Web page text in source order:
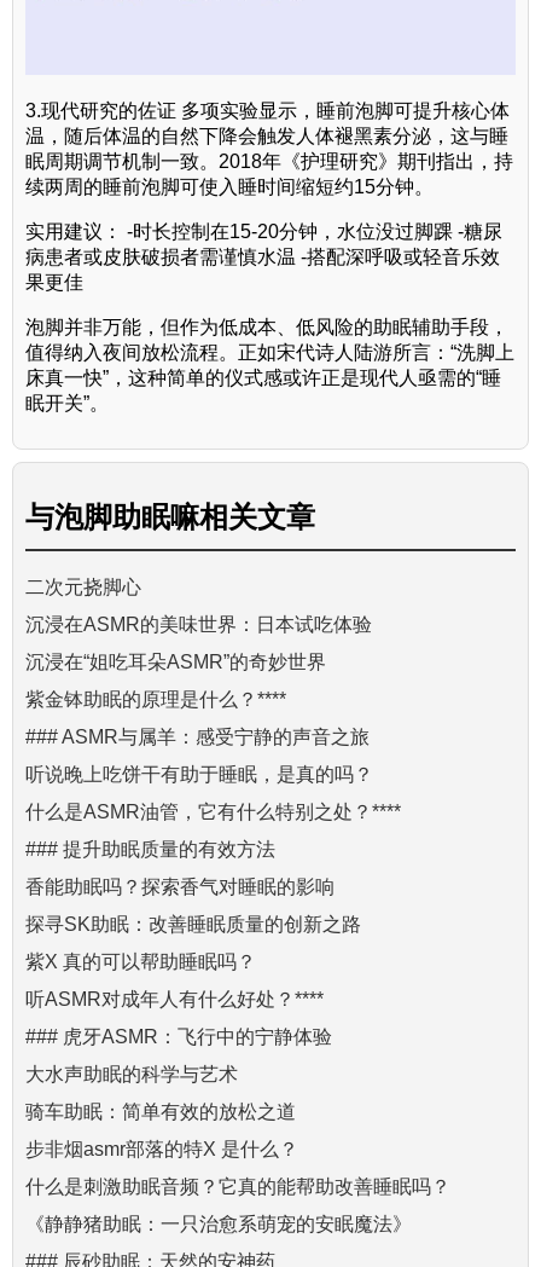
3.现代研究的佐证 多项实验显示，睡前泡脚可提升核心体
温，随后体温的自然下降会触发人体褪黑素分泌，这与睡
眠周期调节机制一致。2018年《护理研究》期刊指出，持
续两周的睡前泡脚可使入睡时间缩短约15分钟。
实用建议： -时长控制在15-20分钟，水位没过脚踝 -糖尿
病患者或皮肤破损者需谨慎水温 -搭配深呼吸或轻音乐效
果更佳
泡脚并非万能，但作为低成本、低风险的助眠辅助手段，
值得纳入夜间放松流程。正如宋代诗人陆游所言：“洗脚上
床真一快”，这种简单的仪式感或许正是现代人亟需的“睡
眠开关”。
与泡脚助眠嘛相关文章
二次元挠脚心
沉浸在ASMR的美味世界：日本试吃体验
沉浸在“姐吃耳朵ASMR”的奇妙世界
紫金钵助眠的原理是什么？****
### ASMR与属羊：感受宁静的声音之旅
听说晚上吃饼干有助于睡眠，是真的吗？
什么是ASMR油管，它有什么特别之处？****
### 提升助眠质量的有效方法
香能助眠吗？探索香气对睡眠的影响
探寻SK助眠：改善睡眠质量的创新之路
紫X 真的可以帮助睡眠吗？
听ASMR对成年人有什么好处？****
### 虎牙ASMR：飞行中的宁静体验
大水声助眠的科学与艺术
骑车助眠：简单有效的放松之道
步非烟asmr部落的特X 是什么？
什么是刺激助眠音频？它真的能帮助改善睡眠吗？
《静静猪助眠：一只治愈系萌宠的安眠魔法》
### 辰砂助眠：天然的安神药